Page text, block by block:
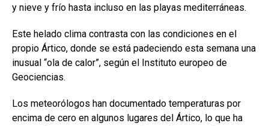
y nieve y frío hasta incluso en las playas mediterráneas.
Este helado clima contrasta con las condiciones en el
propio Ártico, donde se está padeciendo esta semana una
inusual “ola de calor”, según el Instituto europeo de
Geociencias.
Los meteorólogos han documentado temperaturas por
encima de cero en algunos lugares del Ártico, lo que ha